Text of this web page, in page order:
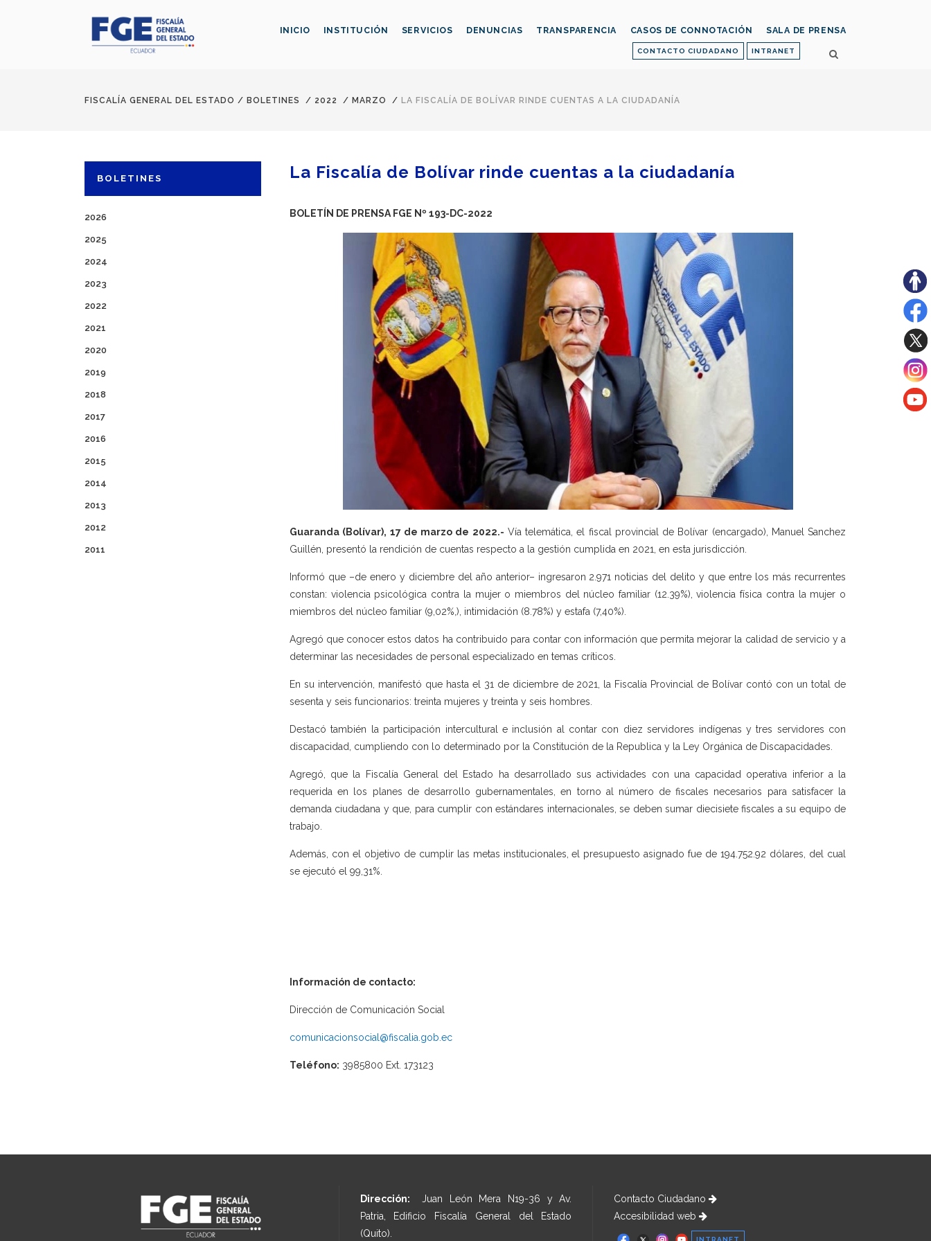
CONTACTO CIUDADANO INTRANET
INICIO INSTITUCIÓN SERVICIOS DENUNCIAS TRANSPARENCIA CASOS DE CONNOTACIÓN SALA DE PRENSA
FISCALÍA GENERAL DEL ESTADO / BOLETINES / 2022 / MARZO / LA FISCALÍA DE BOLÍVAR RINDE CUENTAS A LA CIUDADANÍA
BOLETINES
2026
2025
2024
2023
2022
2021
2020
2019
2018
2017
2016
2015
2014
2013
2012
2011
La Fiscalía de Bolívar rinde cuentas a la ciudadanía
BOLETÍN DE PRENSA FGE Nº 193-DC-2022
Guaranda (Bolívar), 17 de marzo de 2022.- Vía telemática, el fiscal provincial de Bolívar (encargado), Manuel Sanchez
Guillén, presentó la rendición de cuentas respecto a la gestión cumplida en 2021, en esta jurisdicción.
Informó que –de enero y diciembre del año anterior– ingresaron 2.971 noticias del delito y que entre los más recurrentes
constan: violencia psicológica contra la mujer o miembros del núcleo familiar (12.39%), violencia física contra la mujer o
miembros del núcleo familiar (9,02%,), intimidación (8.78%) y estafa (7,40%).
Agregó que conocer estos datos ha contribuido para contar con información que permita mejorar la calidad de servicio y a
determinar las necesidades de personal especializado en temas críticos.
En su intervención, manifestó que hasta el 31 de diciembre de 2021, la Fiscalía Provincial de Bolívar contó con un total de
sesenta y seis funcionarios: treinta mujeres y treinta y seis hombres.
Destacó también la participación intercultural e inclusión al contar con diez servidores indígenas y tres servidores con
discapacidad, cumpliendo con lo determinado por la Constitución de la Republica y la Ley Orgánica de Discapacidades.
Agregó, que la Fiscalía General del Estado ha desarrollado sus actividades con una capacidad operativa inferior a la
requerida en los planes de desarrollo gubernamentales, en torno al número de fiscales necesarios para satisfacer la
demanda ciudadana y que, para cumplir con estándares internacionales, se deben sumar diecisiete fiscales a su equipo de
trabajo.
Además, con el objetivo de cumplir las metas institucionales, el presupuesto asignado fue de 194.752.92 dólares, del cual
se ejecutó el 99,31%.
Información de contacto:
Dirección de Comunicación Social
comunicacionsocial@fiscalia.gob.ec
Teléfono: 3985800 Ext. 173123
Dirección: Juan León Mera N19-36 y Av.
Patria, Edificio Fiscalía General del Estado
(Quito).
Contacto Ciudadano
Accesibilidad web
INTRANET